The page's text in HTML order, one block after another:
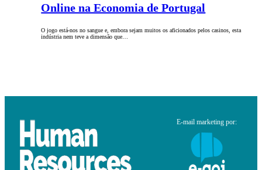
Online na Economia de Portugal
O jogo está-nos no sangue e, embora sejam muitos os aficionados pelos casinos, esta
indústria nem teve a dimensão que…
E-mail marketing por: